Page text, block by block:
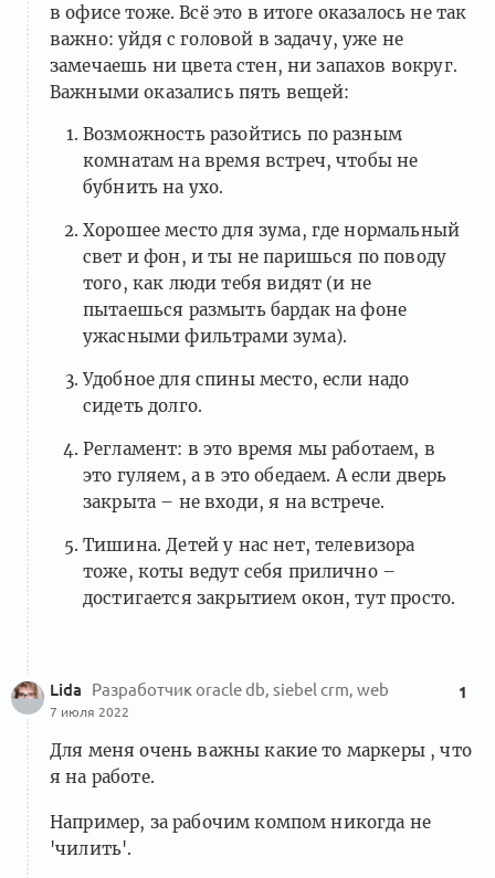
в офисе тоже. Всё это в итоге оказалось не так
важно: уйдя с головой в задачу, уже не
замечаешь ни цвета стен, ни запахов вокруг.
Важными оказались пять вещей:
Возможность разойтись по разным
комнатам на время встреч, чтобы не
бубнить на ухо.
Хорошее место для зума, где нормальный
свет и фон, и ты не паришься по поводу
того, как люди тебя видят (и не
пытаешься размыть бардак на фоне
ужасными фильтрами зума).
Удобное для спины место, если надо
сидеть долго.
Регламент: в это время мы работаем, в
это гуляем, а в это обедаем. А если дверь
закрыта – не входи, я на встрече.
Тишина. Детей у нас нет, телевизора
тоже, коты ведут себя прилично –
достигается закрытием окон, тут просто.
Lida Разработчик oracle db, siebel crm, web
7 июля 2022
1
Для меня очень важны какие то маркеры , что
я на работе.
Например, за рабочим компом никогда не
'чилить'.